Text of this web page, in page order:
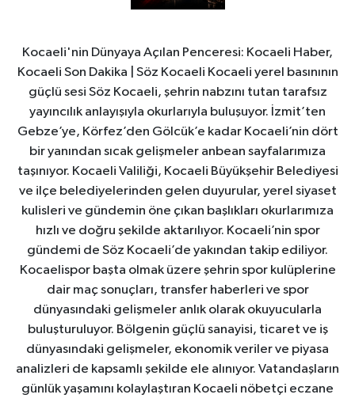
Kocaeli'nin Dünyaya Açılan Penceresi: Kocaeli Haber,
Kocaeli Son Dakika | Söz Kocaeli Kocaeli yerel basınının
güçlü sesi Söz Kocaeli, şehrin nabzını tutan tarafsız
yayıncılık anlayışıyla okurlarıyla buluşuyor. İzmit’ten
Gebze’ye, Körfez’den Gölcük’e kadar Kocaeli’nin dört
bir yanından sıcak gelişmeler anbean sayfalarımıza
taşınıyor. Kocaeli Valiliği, Kocaeli Büyükşehir Belediyesi
ve ilçe belediyelerinden gelen duyurular, yerel siyaset
kulisleri ve gündemin öne çıkan başlıkları okurlarımıza
hızlı ve doğru şekilde aktarılıyor. Kocaeli’nin spor
gündemi de Söz Kocaeli’de yakından takip ediliyor.
Kocaelispor başta olmak üzere şehrin spor kulüplerine
dair maç sonuçları, transfer haberleri ve spor
dünyasındaki gelişmeler anlık olarak okuyucularla
buluşturuluyor. Bölgenin güçlü sanayisi, ticaret ve iş
dünyasındaki gelişmeler, ekonomik veriler ve piyasa
analizleri de kapsamlı şekilde ele alınıyor. Vatandaşların
günlük yaşamını kolaylaştıran Kocaeli nöbetçi eczane